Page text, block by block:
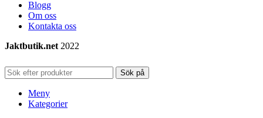
Blogg
Om oss
Kontakta oss
Jaktbutik.net 2022
Sök på
Meny
Kategorier